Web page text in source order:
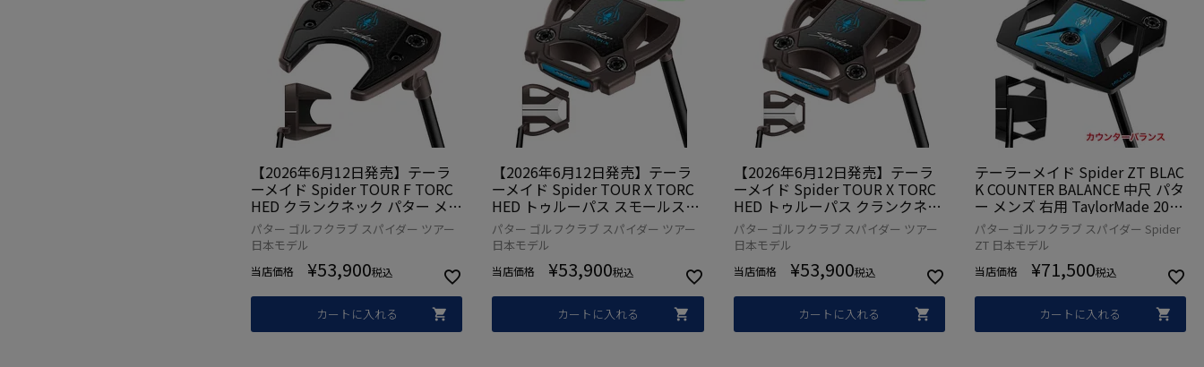
【2026年6月12日発売】テーラ
ーメイド Spider TOUR F TORC
HED クランクネック パター メン
ズ 右用 TaylorMade スパイダー
2026年モデル 日本正規品 ゴルフ
クラブ
パター ゴルフクラブ スパイダー ツアー
日本モデル
当店価格 ¥53,900税込
カートに入れる
【2026年6月12日発売】テーラ
ーメイド Spider TOUR X TORC
HED トゥルーパス スモールスラ
ント パター メンズ 左用 レフテ
ィー スパイダー TaylorMade 20
26年モデル 日本正規品 ゴルフク
ラブ
パター ゴルフクラブ スパイダー ツアー
日本モデル
当店価格 ¥53,900税込
カートに入れる
【2026年6月12日発売】テーラ
ーメイド Spider TOUR X TORC
HED トゥルーパス クランクネッ
ク パター メンズ 左用 レフティ
スパイダー TaylorMade 2026年
モデル 日本正規品 ゴルフクラブ
パター ゴルフクラブ スパイダー ツアー
日本モデル
当店価格 ¥53,900税込
カートに入れる
テーラーメイド Spider ZT BLAC
K COUNTER BALANCE 中尺 パタ
ー メンズ 右用 TaylorMade 2025
年モデル 日本正規品 ゴルフクラ
ブ
パター ゴルフクラブ スパイダー Spider
ZT 日本モデル
当店価格 ¥71,500税込
カートに入れる